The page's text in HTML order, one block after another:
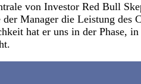
von Investor Red Bull
Manager die Leistung des
hat er uns in der Phase,